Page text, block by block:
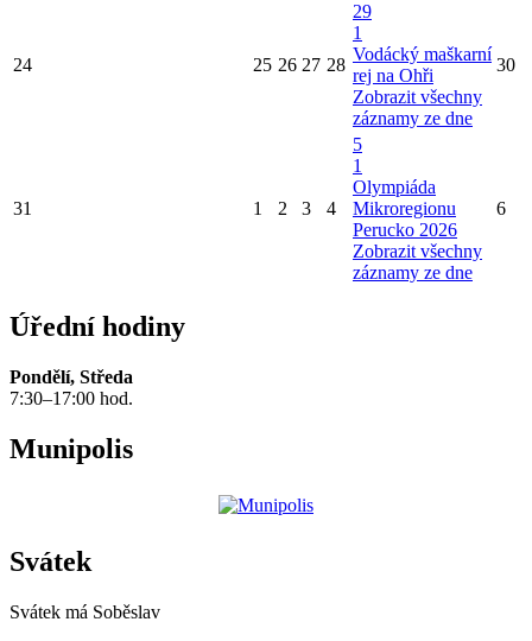
24 25 26 27 28
29
1
Vodácký maškarní
rej na Ohři
Zobrazit všechny
záznamy ze dne
30
31 1 2 3 4
5
1
Olympiáda
Mikroregionu
Perucko 2026
Zobrazit všechny
záznamy ze dne
6
Úřední hodiny
Pondělí, Středa
7:30–17:00 hod.
Munipolis
Svátek
Svátek má Soběslav